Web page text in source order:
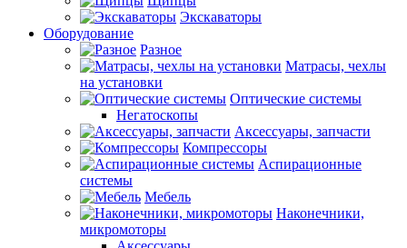
Экскаваторы
Оборудование
Разное
Матрасы, чехлы
на установки
Оптические системы
Негатоскопы
Аксессуары, запчасти
Компрессоры
Аспирационные
системы
Мебель
Наконечники,
микромоторы